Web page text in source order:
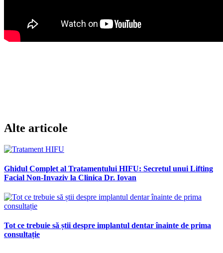
Alte articole
Ghidul Complet al Tratamentului HIFU: Secretul unui Lifting
Facial Non-Invaziv la Clinica Dr. Iovan
Tot ce trebuie să știi despre implantul dentar înainte de prima
consultație